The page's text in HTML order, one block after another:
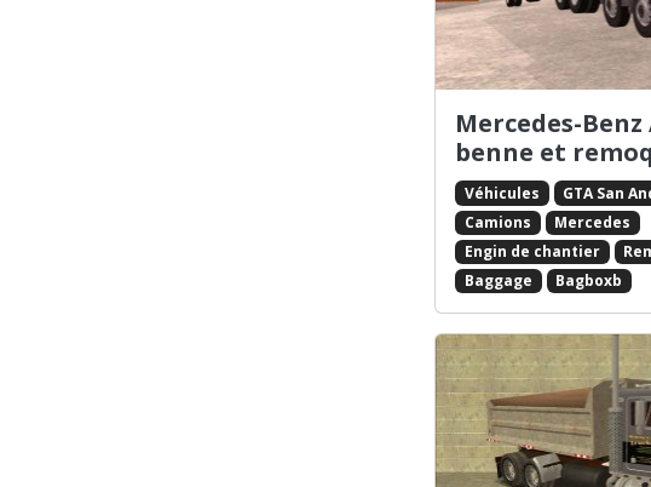
Mercedes-
benne et
Véhicules
GTA San
Camions
Mercedes
Engin de chantier
Baggage
Bagboxb